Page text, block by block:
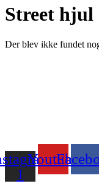
Street hjul
Der blev ikke fundet
1
Youtube